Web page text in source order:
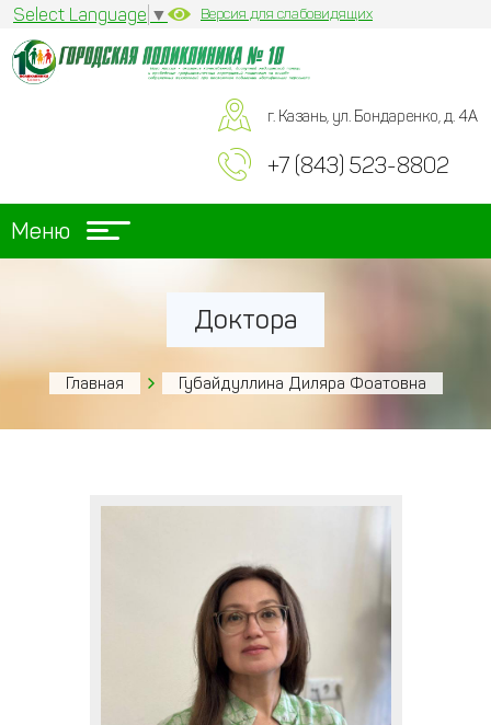
Select Language ▼ Версия для слабовидящих
г. Казань, ул. Бондаренко, д. 4А
+7 (843) 523-8802
Меню
Доктора
Главная Губайдуллина Диляра Фоатовна